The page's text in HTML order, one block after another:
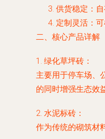
供货稳定 ：
定制灵活 ：
二、核心产品详解
1. 绿化草坪砖 ：
主要用于停车场、
的同时增强生态效
2. 水泥标砖 ：
作为传统的砌筑材